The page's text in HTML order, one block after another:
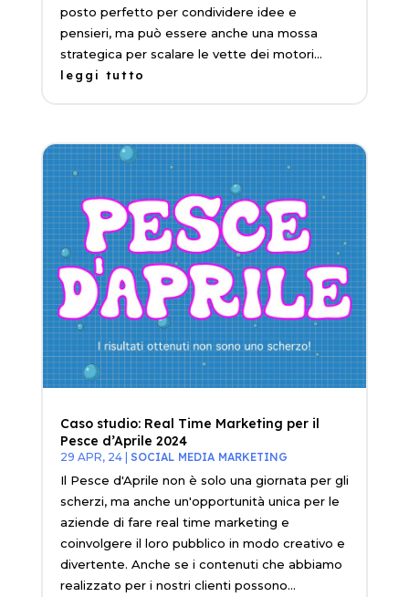
posto perfetto per condividere idee e
pensieri, ma può essere anche una mossa
strategica per scalare le vette dei motori...
leggi tutto
Caso studio: Real Time Marketing per il
Pesce d’Aprile 2024
29 APR, 24| SOCIAL MEDIA MARKETING
Il Pesce d'Aprile non è solo una giornata per gli
scherzi, ma anche un'opportunità unica per le
aziende di fare real time marketing e
coinvolgere il loro pubblico in modo creativo e
divertente. Anche se i contenuti che abbiamo
realizzato per i nostri clienti possono...